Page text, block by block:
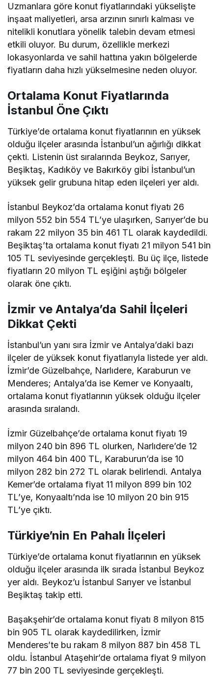
Uzmanlara göre konut fiyatlarındaki yükselişte
inşaat maliyetleri, arsa arzının sınırlı kalması ve
nitelikli konutlara yönelik talebin devam etmesi
etkili oluyor. Bu durum, özellikle merkezi
lokasyonlarda ve sahil hattına yakın bölgelerde
fiyatların daha hızlı yükselmesine neden oluyor.
Ortalama Konut Fiyatlarında
İstanbul Öne Çıktı
Türkiye’de ortalama konut fiyatlarının en yüksek
olduğu ilçeler arasında İstanbul’un ağırlığı dikkat
çekti. Listenin üst sıralarında Beykoz, Sarıyer,
Beşiktaş, Kadıköy ve Bakırköy gibi İstanbul’un
yüksek gelir grubuna hitap eden ilçeleri yer aldı.
İstanbul Beykoz’da ortalama konut fiyatı 26
milyon 552 bin 554 TL’ye ulaşırken, Sarıyer’de bu
rakam 22 milyon 35 bin 461 TL olarak kaydedildi.
Beşiktaş’ta ortalama konut fiyatı 21 milyon 541 bin
105 TL seviyesinde gerçekleşti. Bu üç ilçe, listede
fiyatların 20 milyon TL eşiğini aştığı bölgeler
olarak öne çıktı.
İzmir ve Antalya’da Sahil İlçeleri
Dikkat Çekti
İstanbul’un yanı sıra İzmir ve Antalya’daki bazı
ilçeler de yüksek konut fiyatlarıyla listede yer aldı.
İzmir’de Güzelbahçe, Narlıdere, Karaburun ve
Menderes; Antalya’da ise Kemer ve Konyaaltı,
ortalama konut fiyatlarının yüksek olduğu ilçeler
arasında sıralandı.
İzmir Güzelbahçe’de ortalama konut fiyatı 19
milyon 240 bin 896 TL olurken, Narlıdere’de 12
milyon 464 bin 400 TL, Karaburun’da ise 10
milyon 282 bin 272 TL olarak belirlendi. Antalya
Kemer’de ortalama fiyat 11 milyon 899 bin 102
TL’ye, Konyaaltı’nda ise 10 milyon 20 bin 915
TL’ye çıktı.
Türkiye’nin En Pahalı İlçeleri
Türkiye’de ortalama konut fiyatlarının en yüksek
olduğu ilçeler arasında ilk sırada İstanbul Beykoz
yer aldı. Beykoz’u İstanbul Sarıyer ve İstanbul
Beşiktaş takip etti.
Başakşehir’de ortalama konut fiyatı 8 milyon 815
bin 905 TL olarak kaydedilirken, İzmir
Menderes’te bu rakam 8 milyon 887 bin 458 TL
oldu. İstanbul Ataşehir’de ortalama fiyat 9 milyon
77 bin 200 TL seviyesinde gerçekleşti.